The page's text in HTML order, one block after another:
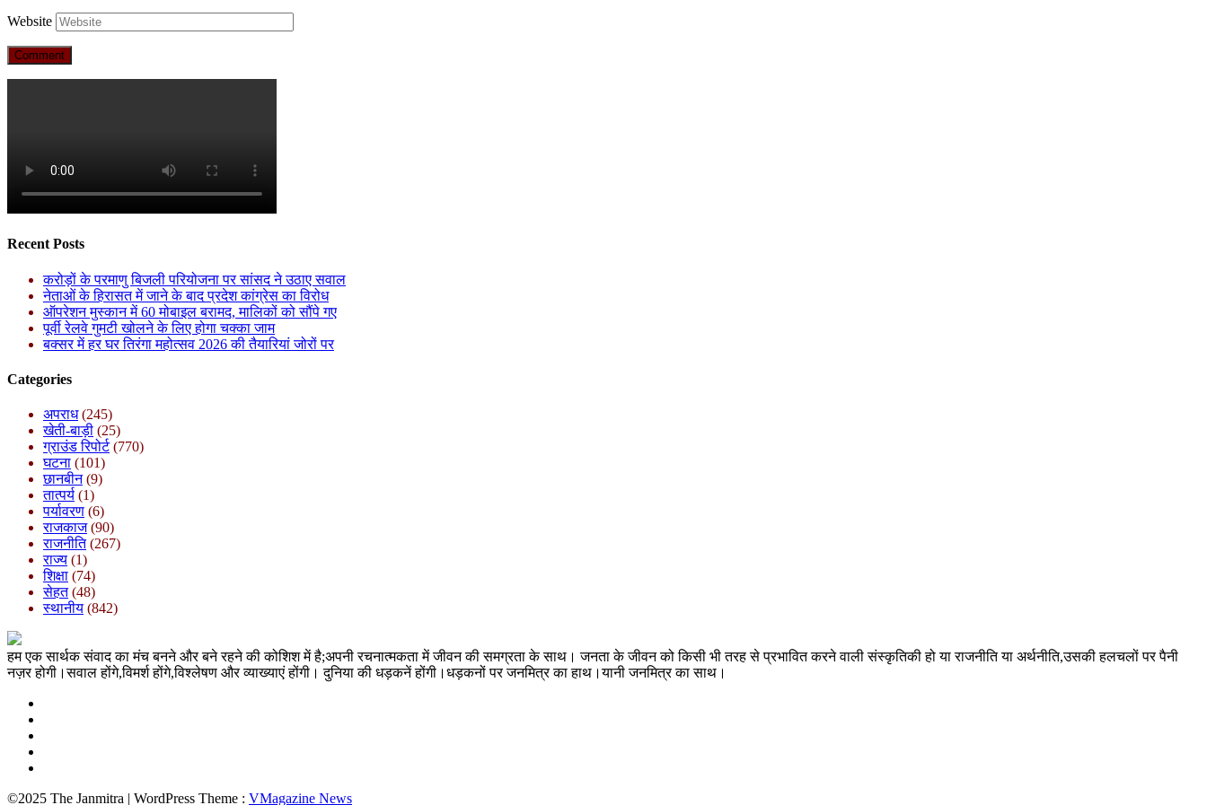
Website
Recent Posts
करोड़ों के परमाणु बिजली परियोजना पर सांसद ने उठाए सवाल
नेताओं के हिरासत में जाने के बाद प्रदेश कांग्रेस का विरोध
ऑपरेशन मुस्कान में 60 मोबाइल बरामद, मालिकों को सौंपे गए
पूर्वी रेलवे गुमटी खोलने के लिए होगा चक्का जाम
बक्सर में हर घर तिरंगा महोत्सव 2026 की तैयारियां जोरों पर
Categories
अपराध(245)
खेती-बाड़ी (25)
ग्राउंड रिपोर्ट(770)
घटना (101)
छानबीन(9)
तात्पर्य (1)
पर्यावरण (6)
राजकाज(90)
राजनीति(267)
राज्य (1)
शिक्षा (74)
सेहत(48)
स्थानीय (842)
हम एक सार्थक संवाद का मंच बनने और बने रहने की कोशिश में है;अपनी रचनात्मकता में जीवन की समग्रता के साथ। जनता के जीवन को किसी भी तरह से प्रभावित करने वाली संस्कृतिकी हो या राजनीति या अर्थनीति,उसकी हलचलों पर पैनी
नज़र होगी।सवाल होंगे,विमर्श होंगे,विश्लेषण और व्याख्याएं होंगी। दुनिया की धड़कनें होंगी।धड़कनों पर जनमित्र का हाथ।यानी जनमित्र का साथ।
©2025 The Janmitra | WordPress Theme : VMagazine News